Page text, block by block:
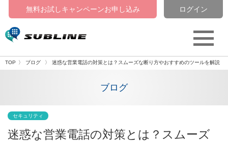
無料お試しキャンペーンお申し込み ログイン
TOP ブログ 迷惑な営業電話の対策とは？スムーズな断り方やおすすめのツールを解説
ブログ
セキュリティ
迷惑な営業電話の対策とは？スムーズ